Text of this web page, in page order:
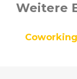
Weitere